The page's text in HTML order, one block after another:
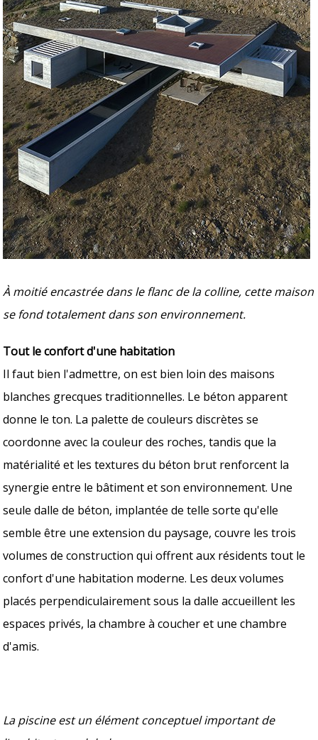
À moitié encastrée dans le flanc de la colline, cette maison
se fond totalement dans son environnement.
Tout le confort d'une habitation
Il faut bien l'admettre, on est bien loin des maisons
blanches grecques traditionnelles. Le béton apparent
donne le ton. La palette de couleurs discrètes se
coordonne avec la couleur des roches, tandis que la
matérialité et les textures du béton brut renforcent la
synergie entre le bâtiment et son environnement. Une
seule dalle de béton, implantée de telle sorte qu'elle
semble être une extension du paysage, couvre les trois
volumes de construction qui offrent aux résidents tout le
confort d'une habitation moderne. Les deux volumes
placés perpendiculairement sous la dalle accueillent les
espaces privés, la chambre à coucher et une chambre
d'amis.
La piscine est un élément conceptuel important de